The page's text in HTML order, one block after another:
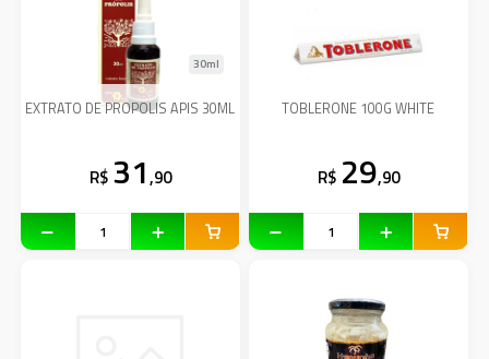
EXTRATO DE PROPOLIS APIS 30ML
30ml
R$ 31,90
TOBLERONE 100G WHITE
R$ 29,90